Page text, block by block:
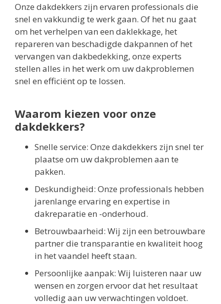
Onze dakdekkers zijn ervaren professionals die
snel en vakkundig te werk gaan. Of het nu gaat
om het verhelpen van een daklekkage, het
repareren van beschadigde dakpannen of het
vervangen van dakbedekking, onze experts
stellen alles in het werk om uw dakproblemen
snel en efficiënt op te lossen.
Waarom kiezen voor onze
dakdekkers?
Snelle service: Onze dakdekkers zijn snel ter
plaatse om uw dakproblemen aan te
pakken.
Deskundigheid: Onze professionals hebben
jarenlange ervaring en expertise in
dakreparatie en -onderhoud.
Betrouwbaarheid: Wij zijn een betrouwbare
partner die transparantie en kwaliteit hoog
in het vaandel heeft staan.
Persoonlijke aanpak: Wij luisteren naar uw
wensen en zorgen ervoor dat het resultaat
volledig aan uw verwachtingen voldoet.